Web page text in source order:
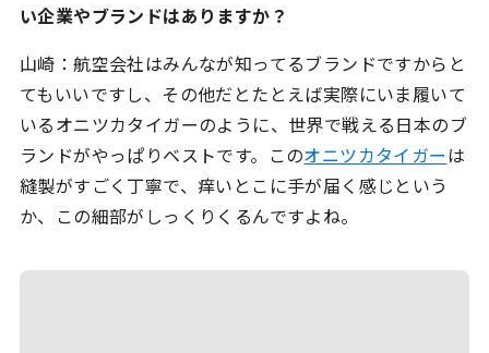
ホーム
い企業やブランドはありますか？
山崎：航空会社はみんなが知ってるブランドですからと
てもいいですし、その他だとたとえば実際にいま履いて
いるオニツカタイガーのように、世界で戦える日本のブ
ランドがやっぱりベストです。このオニツカタイガーは
縫製がすごく丁寧で、痒いとこに手が届く感じという
か、この細部がしっくりくるんですよね。